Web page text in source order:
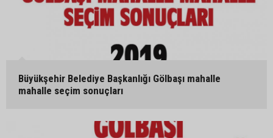
Büyükşehir Belediye Başkanlığı Gölbaşı mahalle
mahalle seçim sonuçları